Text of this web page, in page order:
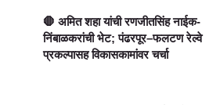
🛑 अमित शहा यांची रणजीतसिंह नाईक-
निंबाळकरांची भेट; पंढरपूर–फलटण रेल्वे
प्रकल्पासह विकासकामांवर चर्चा